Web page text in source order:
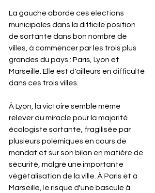
La gauche aborde ces élections
municipales dans la difficile position
de sortante dans bon nombre de
villes, à commencer par les trois plus
grandes du pays : Paris, Lyon et
Marseille. Elle est d'ailleurs en difficulté
dans ces trois villes.
À Lyon, la victoire semble même
relever du miracle pour la majorité
écologiste sortante, fragilisée par
plusieurs polémiques en cours de
mandat et sur son bilan en matière de
sécurité, malgré une importante
végétalisation de la ville. À Paris et à
Marseille, le risque d'une bascule à